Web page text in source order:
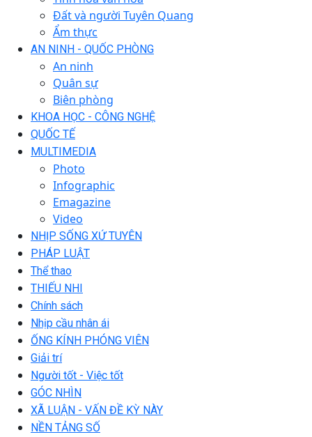
Đất và người Tuyên Quang
Ẩm thực
AN NINH - QUỐC PHÒNG
An ninh
Quân sự
Biên phòng
KHOA HỌC - CÔNG NGHỆ
QUỐC TẾ
MULTIMEDIA
Photo
Infographic
Emagazine
Video
NHỊP SỐNG XỨ TUYÊN
PHÁP LUẬT
Thể thao
THIẾU NHI
Chính sách
Nhịp cầu nhân ái
ỐNG KÍNH PHÓNG VIÊN
Giải trí
Người tốt - Việc tốt
GÓC NHÌN
XÃ LUẬN - VẤN ĐỀ KỲ NÀY
NỀN TẢNG SỐ